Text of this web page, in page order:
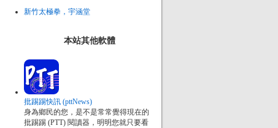
新竹太極拳，宇涵堂
本站其他軟體
批踢踢快訊 (pttNews)
身為鄉民的您，是不是常常覺得現在的
批踢踢 (PTT) 閱讀器，明明您就只要看